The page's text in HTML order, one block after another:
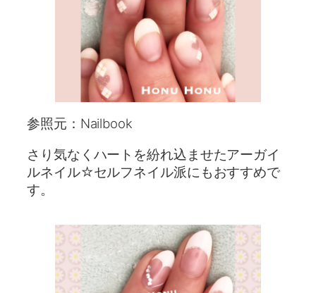
参照元：Nailbook
さり気なくハートを紛れ込ませたアーガイ
ルネイル☆セルフネイル派にもおすすめで
す。